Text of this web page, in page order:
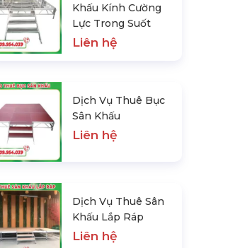
Khấu Kính Cường
Lực Trong Suốt
Liên hệ
Dịch Vụ Thuê Bục
Sân Khấu
Liên hệ
Dịch Vụ Thuê Sân
Khấu Lắp Ráp
Liên hệ